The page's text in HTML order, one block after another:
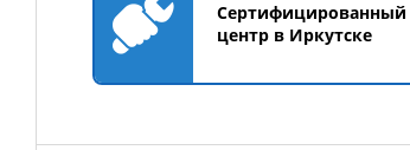
Сертифицированный
центр в Иркутске